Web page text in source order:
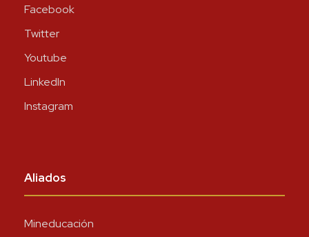
Facebook
Twitter
Youtube
LinkedIn
Instagram
Aliados
Mineducación